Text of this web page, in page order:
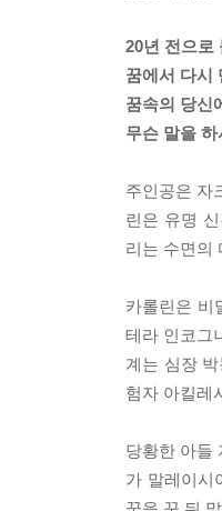
20년 전으로
꿈에서 다시
꿈속의 당신
무슨 말을
주인공은 자
린은 유명
리는 수면의
카롤린은 비
테라 인코그
계는 심장
험자 아킬레
당황한 아들
가 말레이시